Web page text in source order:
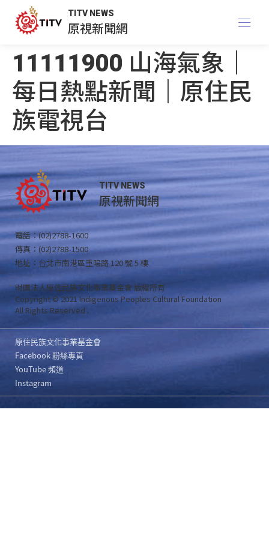
TITV NEWS
原視新聞網
11111900 山海氣象｜
每日熱點新聞｜原住民
族電視台
TITV NEWS
原視新聞網
電話：(02)2788-1600
傳真：(02)2788-1500
地址：台北市南港區重陽路 120 號 5 樓
財團法人原住民族文化事業基金會 版權所有
Copyright © 2021 Indigenous Peoples Cultural Foundation
All Rights Reserved .
原住民族文化事業基金會
Facebook 粉絲專頁
YouTube 頻道
Instagram